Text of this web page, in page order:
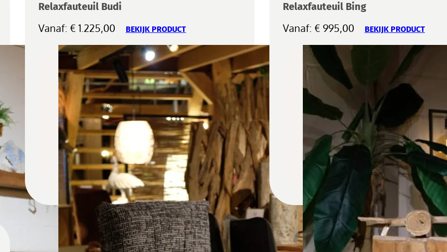
Relaxfauteuil Budi
Vanaf: € 1.225,00 BEKIJK PRODUCT
Relaxfauteuil Bing
Vanaf: € 995,00 BEKIJK PRODUCT